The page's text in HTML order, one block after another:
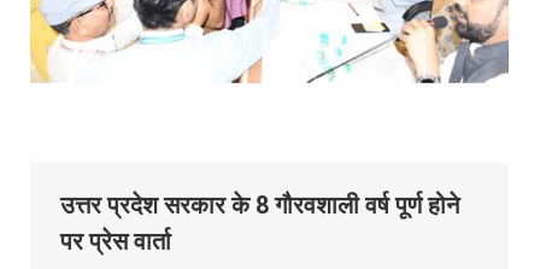
उत्तर प्रदेश सरकार के 8 गौरवशाली वर्ष पूर्ण होने
पर प्रेस वार्ता